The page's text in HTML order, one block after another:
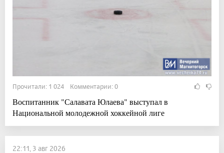
Прочитали: 1 024 Комментарии: 0
Воспитанник "Салавата Юлаева" выступал в
Национальной молодежной хоккейной лиге
22:11, 3 авг 2026